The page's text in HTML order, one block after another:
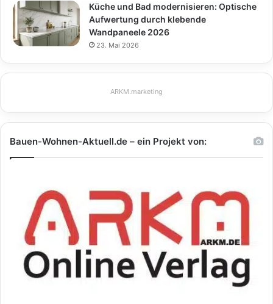
Küche und Bad modernisieren: Optische
Aufwertung durch klebende
Wandpaneele 2026
23. Mai 2026
ARKM.marketing
Bauen-Wohnen-Aktuell.de – ein Projekt von: